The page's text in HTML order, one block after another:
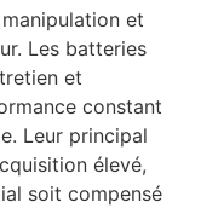
et
Les batteries
et
constant
Leur principal
élevé,
soit compensé